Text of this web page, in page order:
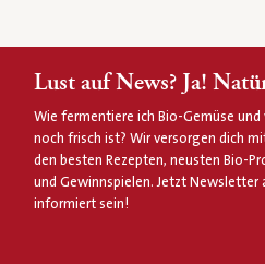
Lust auf News? Ja!
Wie fermentiere ich Bio-Gemüse und
noch frisch ist? Wir versorgen dich
den besten Rezepten, neusten Bio-
und Gewinnspielen. Jetzt Newsletter
informiert sein!